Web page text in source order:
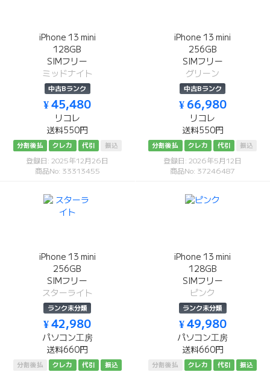
iPhone 13 mini
128GB
SIMフリー
ミッドナイト
中古Bランク
¥ 45,480
リコレ
送料550円
分割後払 クレカ 代引 振込
登録日: 2025年12月26日
商品No: 33313455
iPhone 13 mini
256GB
SIMフリー
グリーン
中古Bランク
¥ 66,980
リコレ
送料550円
分割後払 クレカ 代引 振込
登録日: 2026年5月12日
商品No: 37246487
iPhone 13 mini
256GB
SIMフリー
スターライト
ランク未分類
¥ 42,980
パソコン工房
送料660円
分割後払 クレカ 代引 振込
iPhone 13 mini
128GB
SIMフリー
ピンク
ランク未分類
¥ 49,980
パソコン工房
送料660円
分割後払 クレカ 代引 振込